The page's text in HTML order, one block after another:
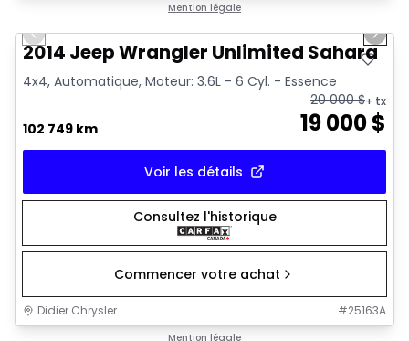
Mention légale
Previous slide Next
2014 Jeep Wrangler Unlimited Sahara
4x4, Automatique, Moteur: 3.6L - 6 Cyl. - Essence
102 749 km 19 000$
20 000$+ tx
Voir les détails
Consultez l'historique
Commencer votre achat
Didier Chrysler #25163A
Mention légale